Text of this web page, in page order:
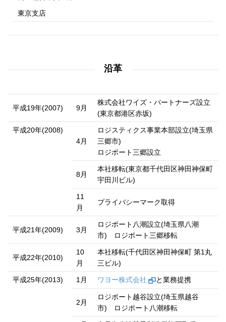
東京支店
沿革
平成19年(2007) 9月
株式会社ワイズ・パートナーズ設立
(東京都港区赤坂)
平成20年(2008)
4月
ロジスティクス事業本部設立(埼玉県
三郷市)
ロジポート三郷設立
8月
本社移転(東京都千代田区神田神保町
宇田川ビル)
11
月
プライバシーマーク取得
平成21年(2009) 3月
ロジポート八潮設立(埼玉県八潮
市) ロジポート三郷移転
平成22年(2010)
10
月
本社移転(千代田区神田神保町 第1丸
三ビル)
平成25年(2013) 1月 ワヨー株式会社 と業務提携
2月
ロジポート越谷設立(埼玉県越谷
市) ロジポート八潮移転